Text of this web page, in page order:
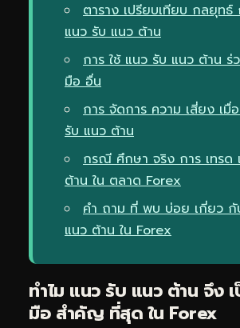
ตาราง เปรียบเทียบ กลยุทธ์
แนว รับ แนว ต้าน
การ ใช้ แนว รับ แนว ต้าน ร่
มือ อื่น
การ จัดการ ความ เสี่ยง เมื่
รับ แนว ต้าน
กรณี ศึกษา จริง การ เทรด
ต้าน ใน ตลาด Forex
คำ ถาม ที่ พบ บ่อย เกี่ยว กั
แนว ต้าน ใน Forex
ทำไม แนว รับ แนว ต้าน จึง
มือ สำคัญ ที่สุด ใน Forex